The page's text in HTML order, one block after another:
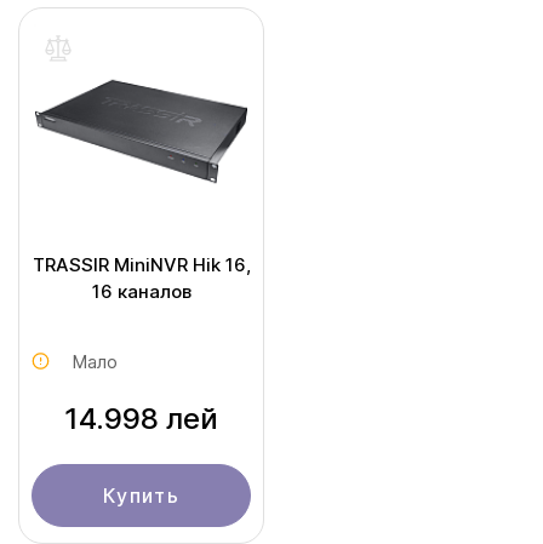
TRASSIR MiniNVR Hik 16,
16 каналов
Мало
14.998 лей
Купить